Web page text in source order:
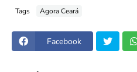
Tags Agora Ceará
Facebook